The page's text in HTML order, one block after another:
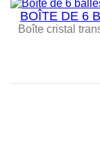
BOÎTE DE 6
Boîte cristal